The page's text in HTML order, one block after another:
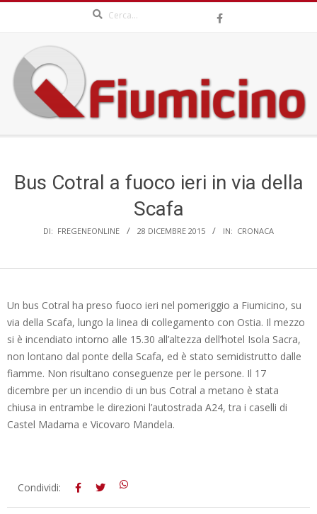
content
QFIUMICINO.COM
MenuBus Cotral a fuoco ieri in via della
Scafa
DI: FREGENEONLINE 28 DICEMBRE 2015 IN: CRONACA
Un bus Cotral ha preso fuoco ieri nel pomeriggio a Fiumicino, su
via della Scafa, lungo la linea di collegamento con Ostia. Il mezzo
si è incendiato intorno alle 15.30 all’altezza dell’hotel Isola Sacra,
non lontano dal ponte della Scafa, ed è stato semidistrutto dalle
fiamme. Non risultano conseguenze per le persone. Il 17
dicembre per un incendio di un bus Cotral a metano è stata
chiusa in entrambe le direzioni l’autostrada A24, tra i caselli di
Castel Madama e Vicovaro Mandela.
2015-
Condividi: